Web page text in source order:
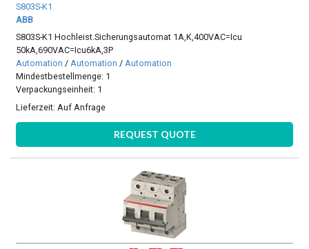
S803S-K1
ABB
S803S-K1 Hochleist.Sicherungsautomat 1A,K,400VAC=Icu
50kA,690VAC=Icu6kA,3P
Automation /Automation /Automation
Mindestbestellmenge: 1
Verpackungseinheit: 1
Lieferzeit: Auf Anfrage
REQUEST QUOTE